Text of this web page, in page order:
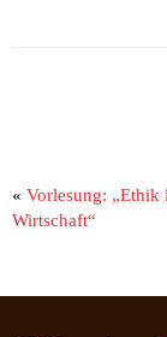
« Vorlesung: „Ethik
Wirtschaft“